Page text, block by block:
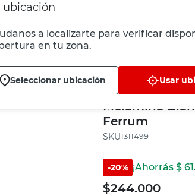
ubicación
a localizarte para verificar
en tu zona.
Seleccionar ubicación Usar
Ferrum
Ferrum
Vanitory 3
Melamina
Ferrum
:1311499
-20% ¡Ahorrás $
$244.000